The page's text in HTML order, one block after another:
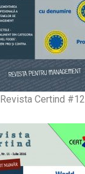
Revista Certind #12